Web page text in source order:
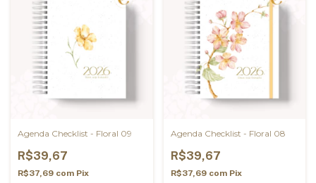
Agenda Checklist - Floral 09
R$39,67
R$37,69 com Pix
Agenda Checklist - Floral 08
R$39,67
R$37,69 com Pix